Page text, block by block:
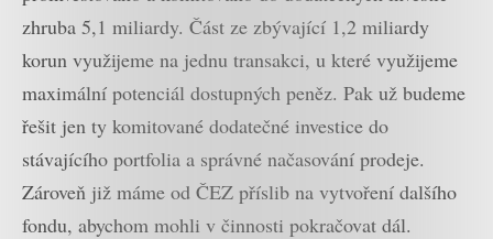
zhruba 5,1 miliardy. Část ze zbývající 1,2 miliardy
korun využijeme na jednu transakci, u které využijeme
maximální potenciál dostupných peněz. Pak už budeme
řešit jen ty komitované dodatečné investice do
stávajícího portfolia a správné načasování prodeje.
Zároveň již máme od ČEZ příslib na vytvoření dalšího
fondu, abychom mohli v činnosti pokračovat dál.